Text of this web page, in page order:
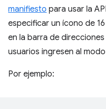
manifiesto para usar la
especificar un ícono de
en la barra de
usuarios ingresen al
Por ejemplo: